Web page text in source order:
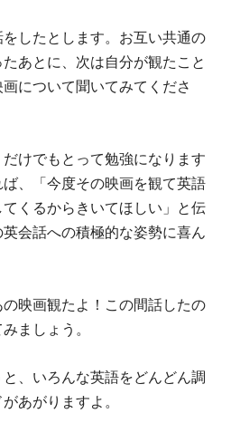
したとします。お互い共通の
あとに、次は自分が観たこと
について聞いてみてくださ
けでもとって勉強になります
、「今度その映画を観て英語
くるからきいてほしい」と伝
会話への積極的な姿勢に喜ん
映画観たよ！この間話したの
ましょう。
、いろんな英語をどんどん調
あがりますよ。